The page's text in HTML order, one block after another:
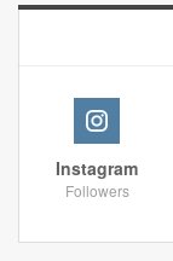
Instagram
Followers